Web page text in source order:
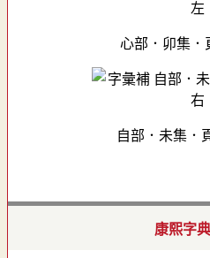
心部．卯集．
自部．未集．
康熙字